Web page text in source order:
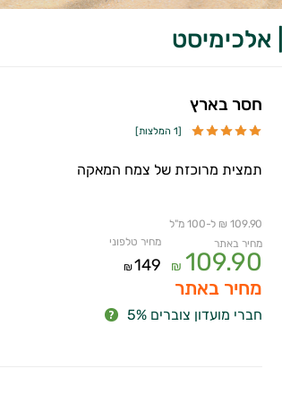
אלכימיסט
חסר בארץ
[1 המלצות ]
תמצית מרוכזת של צמח המאקה
109.90 ₪ ל-100 מ"ל
מחיר באתר
109.90
₪
מחיר טלפוני
149
₪
מחיר באתר
חברי מועדון צוברים 5%